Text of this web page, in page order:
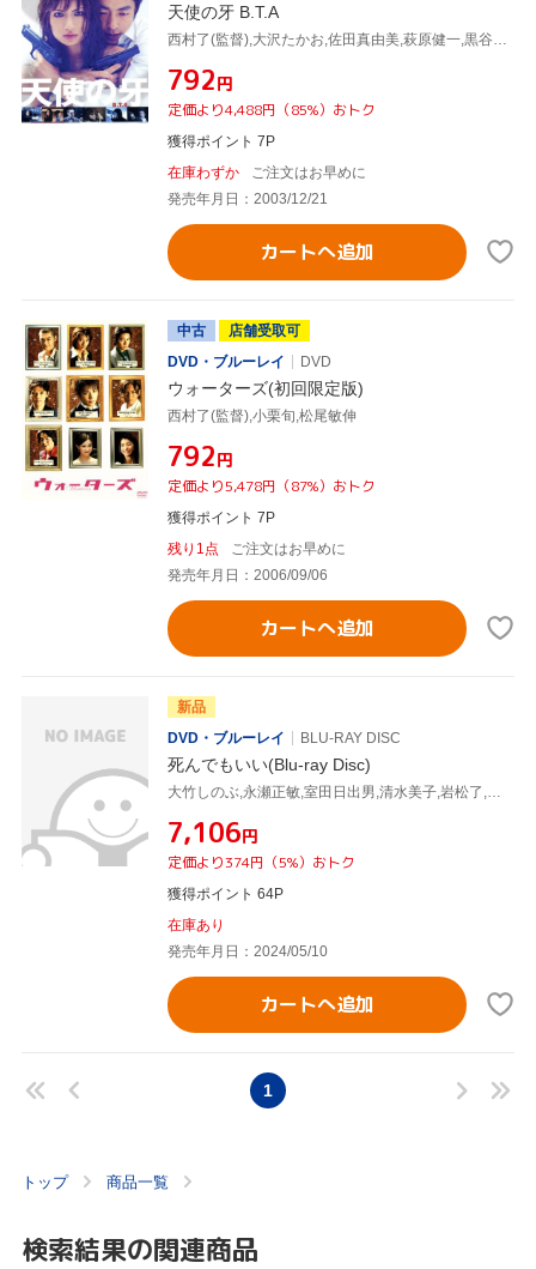
天使の牙 B.T.A
¥792円
定価より4,488円（85%）おトク
獲得ポイント 7P
在庫わずか
ご注文はお早めに
発売年月日：2003/12/21
カートへ追加
中古
店舗受取可
DVD・ブルーレイ
DVD
ウォーターズ(初回限定版)
西村了(監督),小栗旬,松尾敏伸
¥792円
定価より5,478円（87%）おトク
獲得ポイント 7P
残り1点
ご注文はお早めに
発売年月日：2006/09/06
カートへ追加
新品
DVD・ブルーレイ
BLU-RAY DISC
死んでもいい(Blu-ray Disc)
¥7,106円
定価より374円（5%）おトク
獲得ポイント 64P
在庫あり
発売年月日：2024/05/10
カートへ追加
1
トップ 商品一覧
検索結果の関連商品